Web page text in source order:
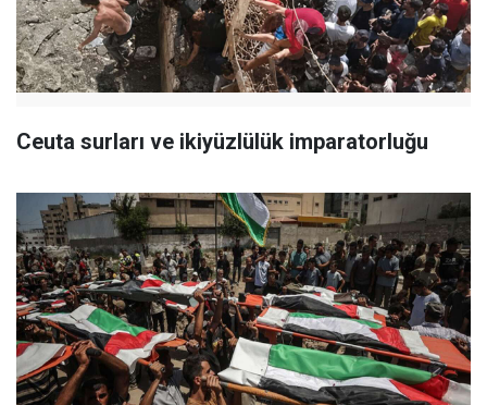
Ceuta surları ve ikiyüzlülük imparatorluğu